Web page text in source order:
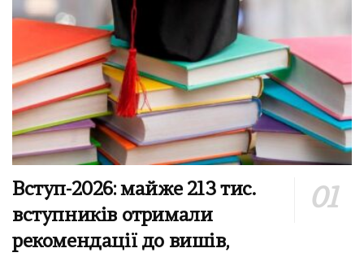
Вступ-2026: майже 213 тис.
вступників отримали
рекомендації до вишів,